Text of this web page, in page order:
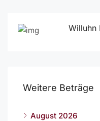
Willuhn
Weitere Beträge
August 2026